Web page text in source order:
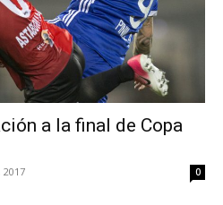
a la final de Copa
0